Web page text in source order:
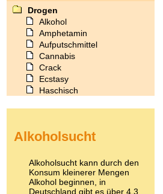
Drogen
Alkohol
Amphetamin
Aufputschmittel
Cannabis
Crack
Ecstasy
Haschisch
Kokain
LSD
Marihuana
Medikamente
Alkoholsucht
Alkoholsucht kann durch den
Konsum kleinerer Mengen
Alkohol beginnen, in
Deutschland gibt es über 4,3